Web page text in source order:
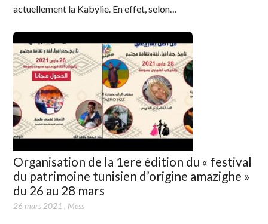
actuellement la Kabylie. En effet, selon…
Organisation de la 1ere édition du « festival
du patrimoine tunisien d’origine amazighe »
du 26 au 28 mars
26 mars 2021 , Mess